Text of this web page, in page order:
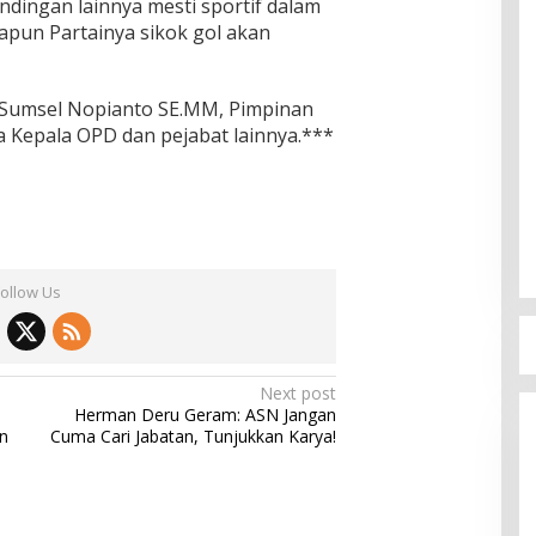
lainnya mesti sportif dalam
Partainya sikok gol akan
Nopianto SE.MM, Pimpinan
OPD dan pejabat lainnya.***
Us
Next post
Herman Deru Geram: ASN Jangan
Cuma Cari Jabatan, Tunjukkan Karya!